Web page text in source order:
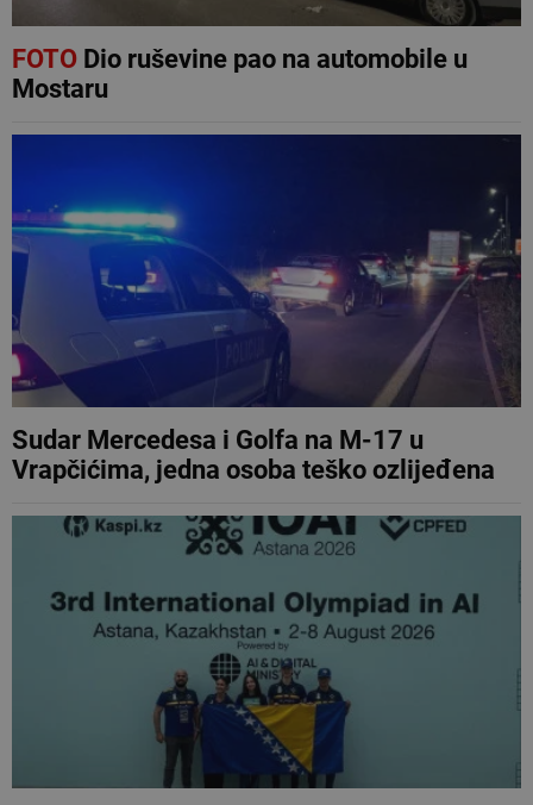
FOTODio ruševine pao na automobile u
Mostaru
Sudar Mercedesa i Golfa na M-17 u
Vrapčićima, jedna osoba teško ozlijeđena